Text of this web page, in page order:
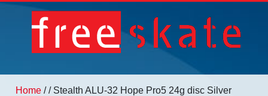
Home // Stealth ALU-32 Hope Pro5 24g disc Silver